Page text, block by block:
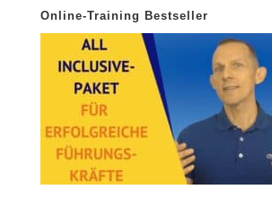
Online-Training Bestseller